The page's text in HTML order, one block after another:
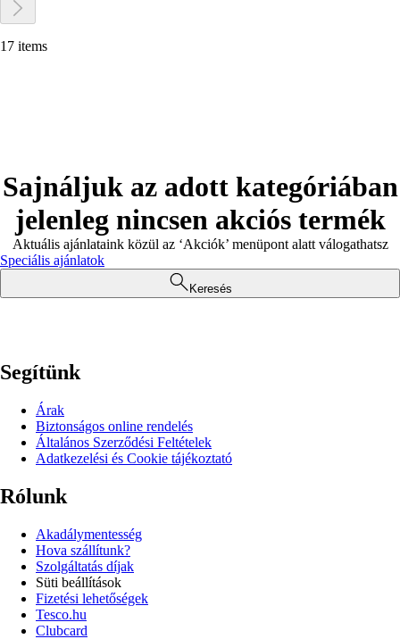
17 items
Sajnáljuk az adott kategóriában
jelenleg nincsen akciós termék
Aktuális ajánlataink közül az ‘Akciók’ menüpont alatt válogathatsz
Speciális ajánlatok
Keresés
Segítünk
Árak
Biztonságos online rendelés
Általános Szerződési Feltételek
Adatkezelési és Cookie tájékoztató
Rólunk
Akadálymentesség
Hova szállítunk?
Szolgáltatás díjak
Süti beállítások
Fizetési lehetőségek
Tesco.hu
Clubcard